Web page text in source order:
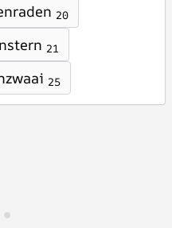
20
21
25